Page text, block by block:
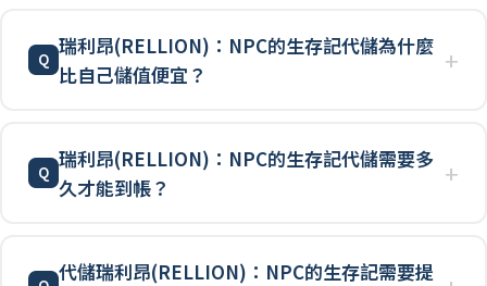
瑞利昂(RELLION)：NPC的生存記代儲為什麼
比自己儲值便宜？
瑞利昂(RELLION)：NPC的生存記代儲需要多
久才能到帳？
代儲瑞利昂(RELLION)：NPC的生存記需要提